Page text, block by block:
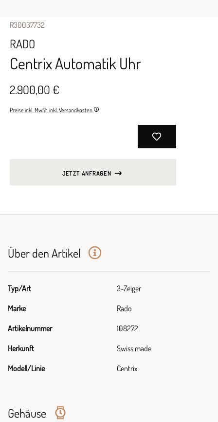
R30037732
RADO
Centrix Automatik Uhr
2.900,00 €
Preise inkl. MwSt. inkl. Versandkosten
JETZT ANFRAGEN
Über den Artikel
Typ/Art 3-Zeiger
Marke Rado
Artikelnummer 108272
Herkunft Swiss made
Modell/Linie Centrix
Gehäuse